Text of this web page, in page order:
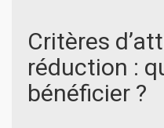
Critères
réduction :
bénéficier ?